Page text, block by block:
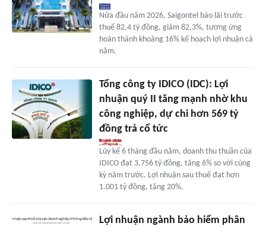
Nửa đầu năm 2026, Saigontel báo lãi trước
thuế 82,4 tỷ đồng, giảm 82,3%, tương ứng
hoàn thành khoảng 16% kế hoạch lợi nhuận cả
năm.
Tổng công ty IDICO (IDC): Lợi
nhuận quý II tăng mạnh nhờ khu
công nghiệp, dự chi hơn 569 tỷ
đồng trả cổ tức
Lũy kế 6 tháng đầu năm, doanh thu thuần của
IDICO đạt 3.756 tỷ đồng, tăng 6% so với cùng
kỳ năm trước. Lợi nhuận sau thuế đạt hơn
1.001 tỷ đồng, tăng 20%.
Lợi nhuận ngành bảo hiểm phân